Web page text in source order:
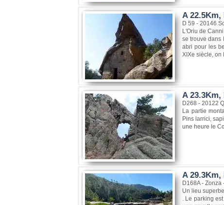
A
D 59 - 20146
L'Oriu de
se trouve dans
abri pour les
XIXe siècle, on
A
D268 - 20122
La partie
Pins larrici,
une heure le
A
D168A -
Un lieu
. Le parking